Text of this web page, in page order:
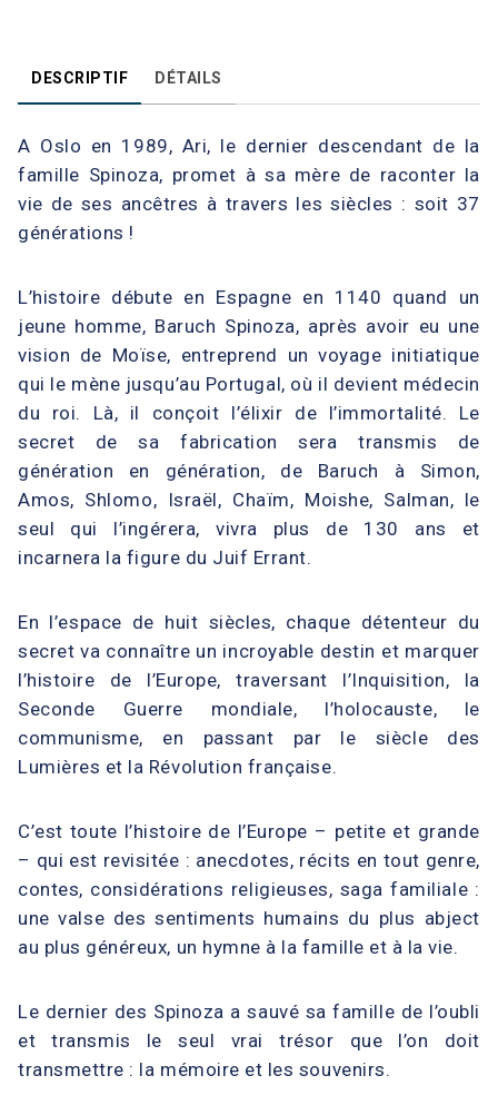
DESCRIPTIF DÉTAILS
A Oslo en 1989, Ari, le dernier descendant de la
famille Spinoza, promet à sa mère de raconter la
vie de ses ancêtres à travers les siècles : soit 37
générations !
L’histoire débute en Espagne en 1140 quand un
jeune homme, Baruch Spinoza, après avoir eu une
vision de Moïse, entreprend un voyage initiatique
qui le mène jusqu’au Portugal, où il devient médecin
du roi. Là, il conçoit l’élixir de l’immortalité. Le
secret de sa fabrication sera transmis de
génération en génération, de Baruch à Simon,
Amos, Shlomo, Israël, Chaïm, Moishe, Salman, le
seul qui l’ingérera, vivra plus de 130 ans et
incarnera la figure du Juif Errant.
En l’espace de huit siècles, chaque détenteur du
secret va connaître un incroyable destin et marquer
l’histoire de l’Europe, traversant l’Inquisition, la
Seconde Guerre mondiale, l’holocauste, le
communisme, en passant par le siècle des
Lumières et la Révolution française.
C’est toute l’histoire de l’Europe – petite et grande
– qui est revisitée : anecdotes, récits en tout genre,
contes, considérations religieuses, saga familiale :
une valse des sentiments humains du plus abject
au plus généreux, un hymne à la famille et à la vie.
Le dernier des Spinoza a sauvé sa famille de l’oubli
et transmis le seul vrai trésor que l’on doit
transmettre : la mémoire et les souvenirs.